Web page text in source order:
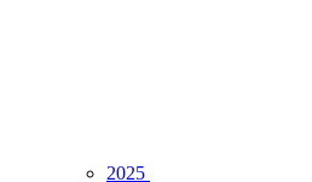
2025